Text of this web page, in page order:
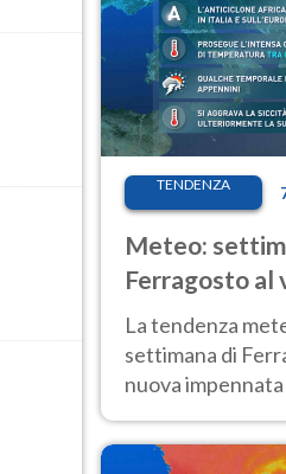
TENDENZA
Meteo:
Ferragosto al
intenso e
La tendenza
settimana di
nuova
anche al Nord.